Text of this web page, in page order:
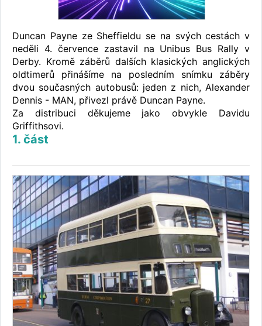
Duncan Payne ze Sheffieldu se na svých cestách v
neděli 4. července zastavil na Unibus Bus Rally v
Derby. Kromě záběrů dalších klasických anglických
oldtimerů přinášíme na posledním snímku záběry
dvou současných autobusů: jeden z nich, Alexander
Dennis - MAN, přivezl právě Duncan Payne.
Za distribuci děkujeme jako obvykle Davidu
Griffithsovi.
1. část